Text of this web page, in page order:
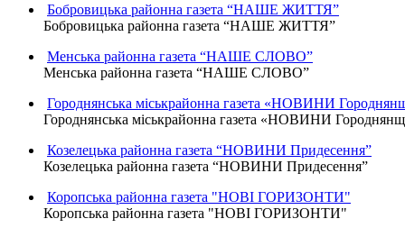
Бобровицька районна газета “НАШЕ ЖИТТЯ”
Бобровицька районна газета “НАШЕ ЖИТТЯ”
Менська районна газета “НАШЕ СЛОВО”
Менська районна газета “НАШЕ СЛОВО”
Городнянська міськрайонна газета «НОВИНИ
Городнянська міськрайонна газета «НОВИНИ
Козелецька районна газета “НОВИНИ Придесення”
Козелецька районна газета “НОВИНИ Придесення”
Коропська районна газета "НОВІ ГОРИЗОНТИ"
Коропська районна газета "НОВІ ГОРИЗОНТИ"